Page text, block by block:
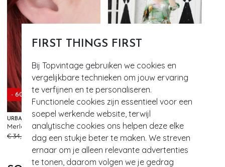
FIRST THINGS FIRST
Bij Topvintage gebruiken we cookies en
vergelijkbare technieken om jouw ervaring
te verfijnen en te personaliseren.
Functionele cookies zijn essentieel voor een
soepel werkende website, terwijl
analytische cookies ons helpen deze elke
dag een stukje beter te maken. We streven
ernaar om je alleen relevante advertenties
te tonen, daarom volgen we je gedrag
- 60%
URBAN HIPPIES
Merle oorbellen in oceaan
€ 34,95
€ 13,95
63
K-DESIGN
€ 99,95 € 39,95